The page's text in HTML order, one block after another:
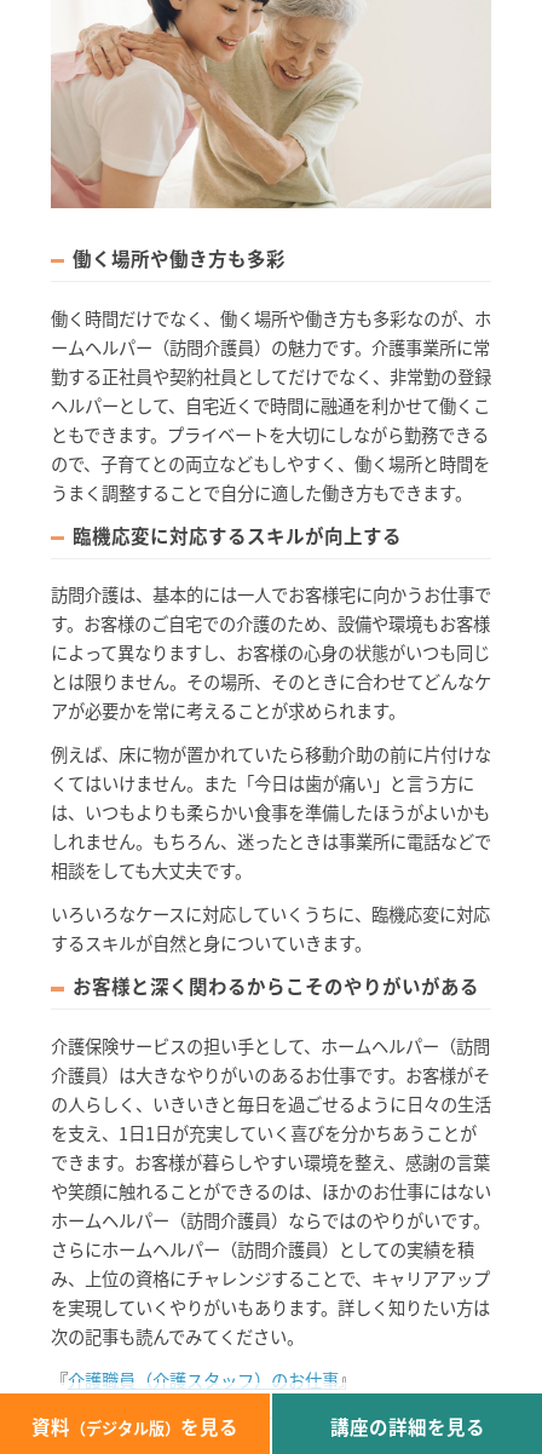
働く場所や働き方も多彩
働く時間だけでなく、働く場所や働き方も多彩なのが、ホ
ームヘルパー（訪問介護員）の魅力です。介護事業所に常
勤する正社員や契約社員としてだけでなく、非常勤の登録
ヘルパーとして、自宅近くで時間に融通を利かせて働くこ
ともできます。プライベートを大切にしながら勤務できる
ので、子育てとの両立などもしやすく、働く場所と時間を
うまく調整することで自分に適した働き方もできます。
臨機応変に対応するスキルが向上する
訪問介護は、基本的には一人でお客様宅に向かうお仕事で
す。お客様のご自宅での介護のため、設備や環境もお客様
によって異なりますし、お客様の心身の状態がいつも同じ
とは限りません。その場所、そのときに合わせてどんなケ
アが必要かを常に考えることが求められます。
例えば、床に物が置かれていたら移動介助の前に片付けな
くてはいけません。また「今日は歯が痛い」と言う方に
は、いつもよりも柔らかい食事を準備したほうがよいかも
しれません。もちろん、迷ったときは事業所に電話などで
相談をしても大丈夫です。
いろいろなケースに対応していくうちに、臨機応変に対応
するスキルが自然と身についていきます。
お客様と深く関わるからこそのやりがいがある
介護保険サービスの担い手として、ホームヘルパー（訪問
介護員）は大きなやりがいのあるお仕事です。お客様がそ
の人らしく、いきいきと毎日を過ごせるように日々の生活
を支え、1日1日が充実していく喜びを分かちあうことが
できます。お客様が暮らしやすい環境を整え、感謝の言葉
や笑顔に触れることができるのは、ほかのお仕事にはない
ホームヘルパー（訪問介護員）ならではのやりがいです。
さらにホームヘルパー（訪問介護員）としての実績を積
み、上位の資格にチャレンジすることで、キャリアアップ
を実現していくやりがいもあります。詳しく知りたい方は
次の記事も読んでみてください。
『介護職員（介護スタッフ）のお仕事』
サービス提供責任者のお仕事
『介護福祉士のお仕事』
資料 （デジタル版） を見る 講座の詳細を見る